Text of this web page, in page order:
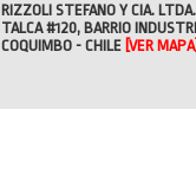
RIZZOLI STEFANO Y CIA. LTDA.
TALCA #120, BARRIO
COQUIMBO - CHILE [VER